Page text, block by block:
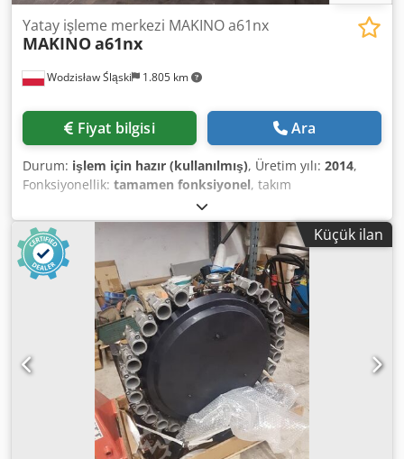
Wodzisław Śląski 1.805 km
Yatay işleme merkezi MAKINO a61nx
MAKINOa61nx
Fiyat bilgisi Ara
Durum: işlem için hazır (kullanılmış), Üretim yılı: 2014,
Fonksiyonellik: tamamen fonksiyonel, takım
60, Donanım:
/ kılavuz, talaş konveyörü, Teknik Özellikler: - Yatay mil -
HSK-A63 mil Dsdpfjzqyvwsx Ah Esck - Milin torku 240 Nm -
4 eksenli işleme - 60 ATC (Otomatik Takım Değiştirici) -
Palet değiştirici (2 palet) - Palet boyutu 500x500 mm -
Soğutma sistemi - Knoll marka soğutma sıvısı filtrasyon
sistemi - Mil üzerinden 50 bar soğutma sıvısı basıncı -
Fanuc kontrol sistemi - Talaş taşıma sistemi - Robot
arayüzü - Doğrusal ölçüm sistemleri (ağırlık sensörleri) -
Üretim yılı 2014
Küçük ilan